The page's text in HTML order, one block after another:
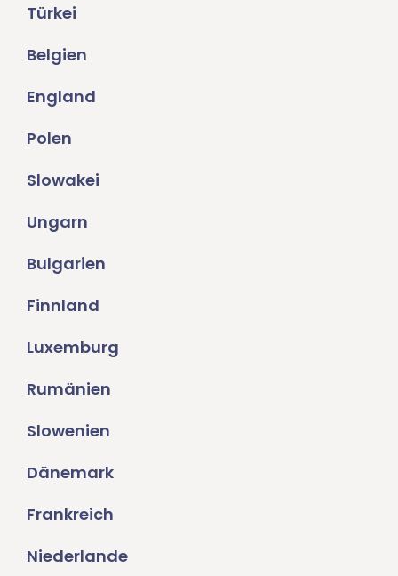
Türkei
Belgien
England
Polen
Slowakei
Ungarn
Bulgarien
Finnland
Luxemburg
Rumänien
Slowenien
Dänemark
Frankreich
Niederlande